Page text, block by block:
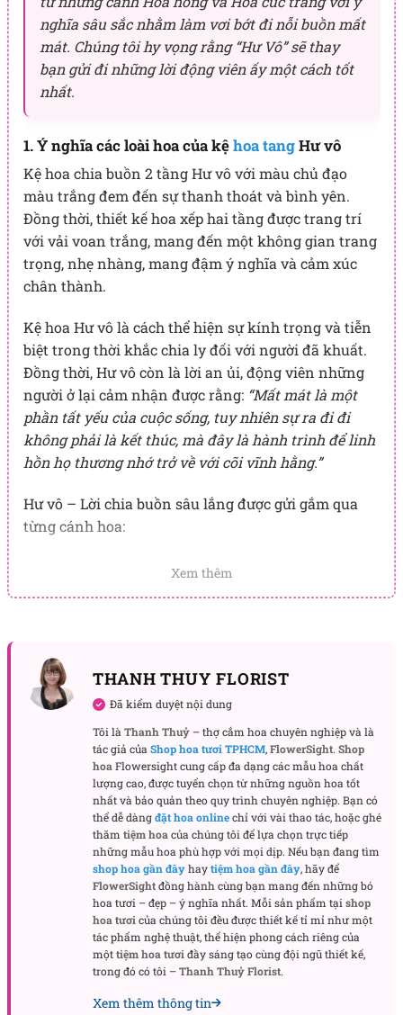
nghĩa sâu sắc nhằm làm vơi bớt đi nỗi buồn mất
mát. Chúng tôi hy vọng rằng “Hư Vô” sẽ thay
bạn gửi đi những lời động viên ấy một cách tốt
nhất.
1. Ý nghĩa các loài hoa của kệhoa tangHư vô
Kệ hoa chia buồn 2 tầng Hư vô với màu chủ đạo
màu trắng đem đến sự thanh thoát và bình yên.
Đồng thời, thiết kế hoa xếp hai tầng được trang trí
với vải voan trắng, mang đến một không gian trang
trọng, nhẹ nhàng, mang đậm ý nghĩa và cảm xúc
chân thành.
Kệ hoa Hư vô là cách thể hiện sự kính trọng và tiễn
biệt trong thời khắc chia ly đối với người đã khuất.
Đồng thời, Hư vô còn là lời an ủi, động viên những
người ở lại cảm nhận được rằng: “Mất mát là một
phần tất yếu của cuộc sống, tuy nhiên sự ra đi đi
không phải là kết thúc, mà đây là hành trình để linh
hồn họ thương nhớ trở về với cõi vĩnh hằng.”
Hư vô – Lời chia buồn sâu lắng được gửi gắm qua
từng cánh hoa:
Với sắc trắng thuần khiết, hoa cúc trắng
buồn của người ở lại.
Hoa hồng trắng:
Lòng chân thành kính trọng và cảm kích
sâu sắc đối với cuộc đời đẹp đẽ của người đã khuất.
Hoa baby trắng:Hiện diện như một lời tiễn biệt cuối cùng
nhẹ nhàng, với sự biết ơn, kính trọng và yêu thương dành
cho người đã khuất.
Xem thêm
THANH THUY FLORIST
Đã kiểm duyệt nội dung
Tôi là Thanh Thuỷ – thợ cắm hoa chuyên nghiệp và là
tác giả của Shop hoa tươi TPHCM,FlowerSight. Shop
hoa Flowersight cung cấp đa dạng các mẫu hoa chất
lượng cao, được tuyển chọn từ những nguồn hoa tốt
nhất và bảo quản theo quy trình chuyên nghiệp. Bạn có
thể dễ dàngđặt hoa onlinechỉ với vài thao tác, hoặc ghé
thăm tiệm hoa của chúng tôi để lựa chọn trực tiếp
những mẫu hoa phù hợp với mọi dịp. Nếu bạn đang tìm
shop hoa gần đâyhaytiệm hoa gần đây, hãy để
FlowerSightđồng hành cùng bạn mang đến những bó
hoa tươi – đẹp – ý nghĩa nhất. Mỗi sản phẩm tại shop
hoa tươi của chúng tôi đều được thiết kế tỉ mỉ như một
tác phẩm nghệ thuật, thể hiện phong cách riêng của
mộttiệm hoa tươi đầy sáng tạo cùng đội ngũ thiết kế,
trong đó có tôi –Thanh Thuỷ Florist.
Xem thêm thông tin